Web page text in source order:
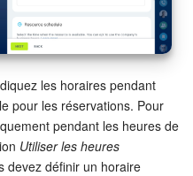
les horaires pendant
pour les réservations. Pour
pendant les heures de
Utiliser les heures
devez définir un horaire